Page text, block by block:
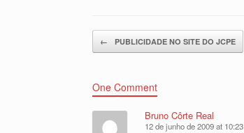
Post navigation
← PUBLICIDADE NO SITE DO JCPE
One Comment
Bruno Côrte Real
12 de junho de 2009 at 10:23